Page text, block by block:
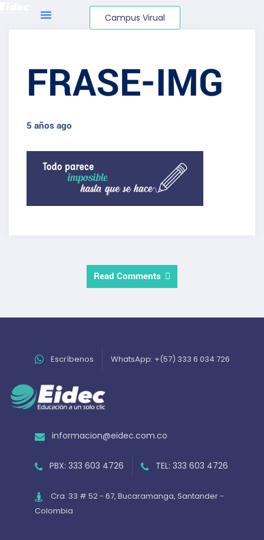
Campus Virual
FRASE-IMG
5 años ago
Read Comments
Escríbenos WhatsApp: +(57) 333 6 034 726
informacion@eidec.com.co
PBX: 333 603 4726 TEL: 333 603 4726
Cra. 33 # 52 - 67, Bucaramanga, Santander -
Colombia